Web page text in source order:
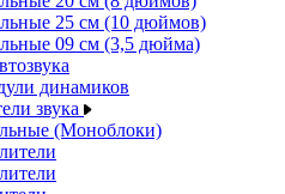
25 см (10 дюймов)
09 см (3,5 дюйма)
динамиков
звука
(Моноблоки)